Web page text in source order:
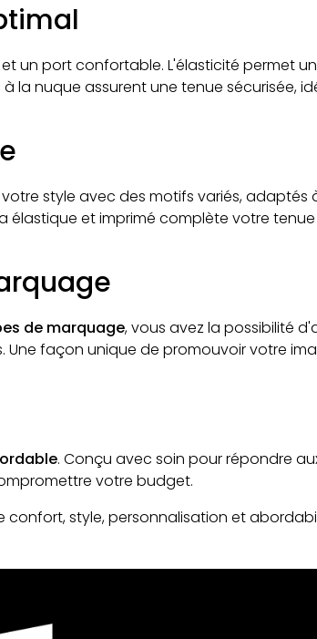
un port confortable. L'élasticité permet
la nuque assurent une tenue sécurisée,
style avec des motifs variés, adaptés
élastique et imprimé complète votre
de marquage, vous avez la possibilité
Une façon unique de promouvoir votre
. Conçu avec soin pour répondre
votre budget.
style, personnalisation et